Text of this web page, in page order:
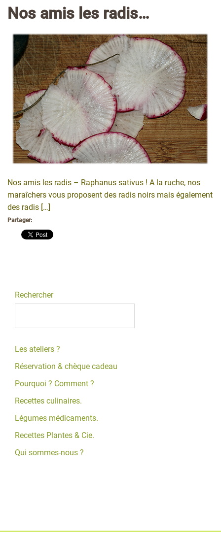
Nos amis les radis…
Nos amis les radis – Raphanus sativus ! A la ruche, nos
maraîchers vous proposent des radis noirs mais également
des radis […]
Partager:
Rechercher
Les ateliers ?
Réservation & chèque cadeau
Pourquoi ? Comment ?
Recettes culinaires.
Légumes médicaments.
Recettes Plantes & Cie.
Qui sommes-nous ?